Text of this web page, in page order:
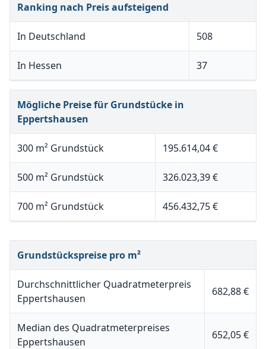
Ranking nach Preis aufsteigend
In Deutschland 508
In Hessen 37
Mögliche Preise für Grundstücke in
Eppertshausen
300 m² Grundstück 195.614,04 €
500 m² Grundstück 326.023,39 €
700 m² Grundstück 456.432,75 €
Grundstückspreise pro m²
Durchschnittlicher Quadratmeterpreis
Eppertshausen
682,88 €
Median des Quadratmeterpreises
Eppertshausen
652,05 €